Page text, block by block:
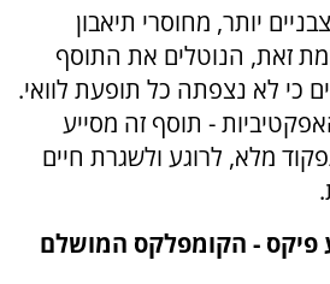
יותר, מחוסרי תיאבון
זאת, הנוטלים את התוסף
כי לא נצפתה כל תופעת לוואי.
- תוסף זה מסייע
מלא, לרוגע ולשגרת חיים
פיקס - הקומפלקס המושלם